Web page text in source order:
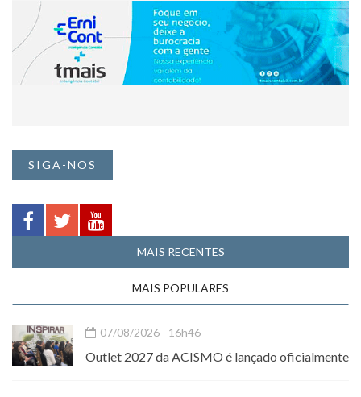
SIGA-NOS
MAIS RECENTES
MAIS POPULARES
07/08/2026 - 16h46
Outlet 2027 da ACISMO é lançado oficialmente